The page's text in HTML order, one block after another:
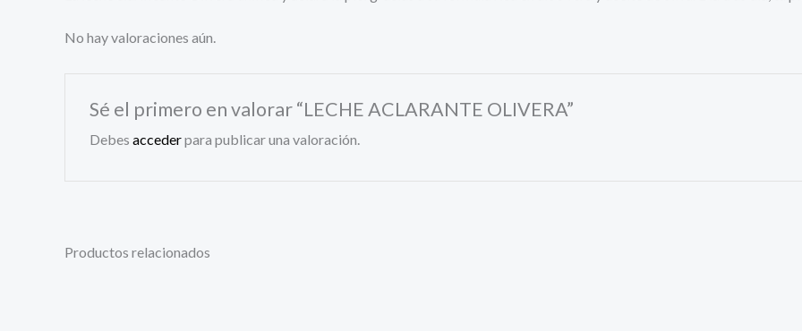
No hay valoraciones aún.
Sé el primero en valorar “LECHE ACLARANTE OLIVERA”
Debes accederpara publicar una valoración.
Productos relacionados